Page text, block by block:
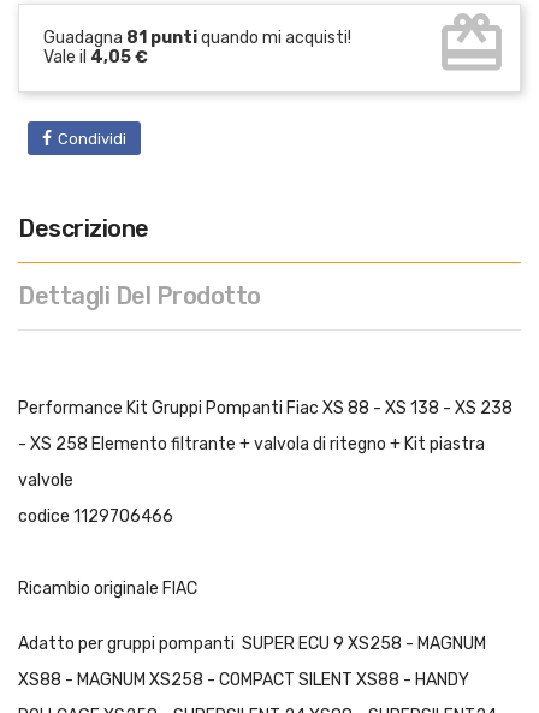
Guadagna 81 puntiquando mi acquisti!
Vale il 4,05 € card_giftcard
Condividi
Descrizione
Dettagli Del Prodotto
Performance Kit Gruppi Pompanti Fiac XS 88 - XS 138 - XS 238
- XS 258 Elemento filtrante + valvola di ritegno + Kit piastra
valvole
codice 1129706466
Ricambio originale FIAC
Adatto per gruppi pompanti SUPER ECU 9 XS258 - MAGNUM
XS88 - MAGNUM XS258 - COMPACT SILENT XS88 - HANDY